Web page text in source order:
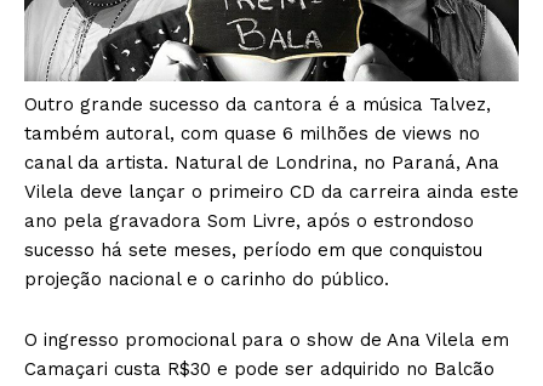
Outro grande sucesso da cantora é a música Talvez,
também autoral, com quase 6 milhões de views no
canal da artista. Natural de Londrina, no Paraná, Ana
Vilela deve lançar o primeiro CD da carreira ainda este
ano pela gravadora Som Livre, após o estrondoso
sucesso há sete meses, período em que conquistou
projeção nacional e o carinho do público.
O ingresso promocional para o show de Ana Vilela em
Camaçari custa R$30 e pode ser adquirido no Balcão